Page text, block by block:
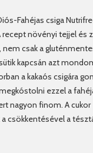
Fahéjas csiga
recept növényi tejjel és
nem csak a
kapcsán azt
a kakaós csigára
ezzel a
nagyon finom. A cukor
csökkentésével a